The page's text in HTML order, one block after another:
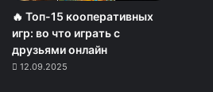
🔥 Топ-15 кооперативных
игр: во что играть с
друзьями онлайн
12.09.2025